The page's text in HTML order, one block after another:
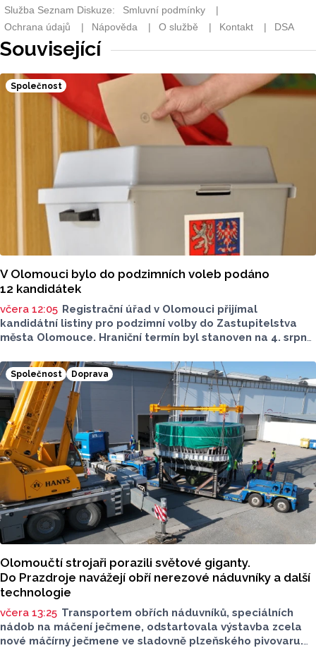
Související
Společnost
V Olomouci bylo do podzimních voleb podáno
12 kandidátek
včera 12:05 Registrační úřad v Olomouci přijímal
kandidátní listiny pro podzimní volby do Zastupitelstva
města Olomouce. Hraniční termín byl stanoven na 4. srpna
12 kandidátních listin.
Společnost Doprava
Olomoučtí strojaři porazili světové giganty.
Do Prazdroje navážejí obří nerezové náduvníky a další
technologie
včera 13:25 Transportem obřích náduvníků, speciálních
nádob na máčení ječmene, odstartovala výstavba zcela
nové máčírny ječmene ve sladovně plzeňského pivovaru.